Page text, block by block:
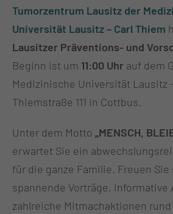
Tumorzentrum Lausitz der
Universität Lausitz – Carl Thiem
Lausitzer Präventions- und
Beginn ist um 11:00 Uhr auf dem
Medizinische Universität Lausitz
Thiemstraße 111 in Cottbus.
Unter dem Motto „MENSCH,
erwartet Sie ein
für die ganze Familie. Freuen Sie
spannende Vorträge, informative
zahlreiche Mitmachaktionen